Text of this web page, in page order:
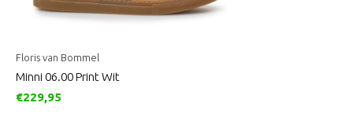
Floris van Bommel
Minni 06.00 Print Wit
€229,95